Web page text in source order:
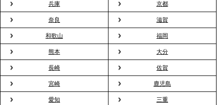
2026.3.20
NHK「ニュースウオッチ9」で、2ndTable「室内花
2026.3.16
プレスリリースのご案内｜2026年、春の親睦は「花
粉レス」な室内花見。福利厚生としても注目され
兵庫 京都
奈良 滋賀
和歌山 福岡
熊本 大分
長崎 佐賀
宮崎 鹿児島
愛知 三重